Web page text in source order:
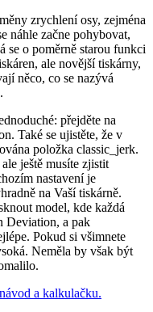
zrychlení osy, zejména
náhle začne pohybovat,
se o poměrně starou funkci
ale novější tiskárny,
něco, co se nazývá
přejděte na
Také se ujistěte, že v
položka classic_jerk.
ještě musíte zjistit
nastavení je
na Vaší tiskárně.
model, kde každá
Deviation, a pak
Pokud si všimnete
Neměla by však být
návod a kalkulačku.